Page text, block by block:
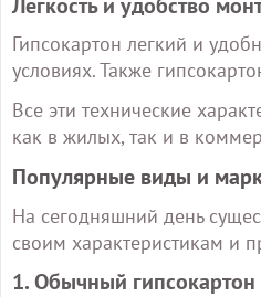
Гипсокартон легкий и
условиях. Также
Все эти технические
как в жилых, так и в
Популярные виды и
На сегодняшний день
своим характеристикам и
1. Обычный гипсокартон